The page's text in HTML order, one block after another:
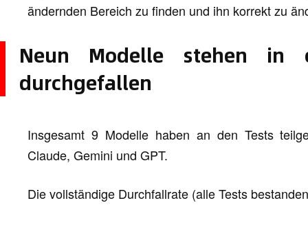
ändernden Bereich zu finden und ihn korrekt zu
Neun Modelle stehen in
durchgefallen
Insgesamt 9 Modelle haben an den Tests
Claude, Gemini und GPT.
Die vollständige Durchfallrate (alle Tests